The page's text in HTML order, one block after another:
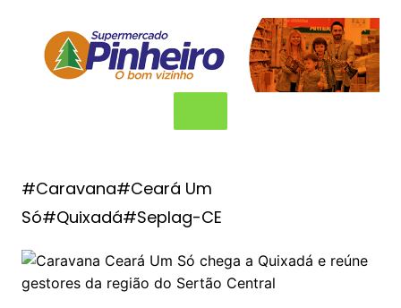
#Caravana#Ceará Um
Só#Quixadá#Seplag-CE